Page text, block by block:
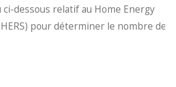
dessous relatif au Home Energy
pour déterminer le nombre de